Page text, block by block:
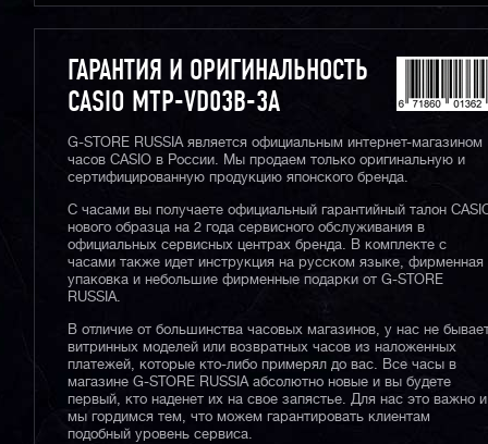
ГАРАНТИЯ И ОРИГИНАЛЬНОСТЬ
CASIO MTP-VD03B-3A
G-STORE RUSSIA является официальным интернет-магазином
часов CASIO в России. Мы продаем только оригинальную и
сертифицированную продукцию японского бренда.
С часами вы получаете официальный гарантийный талон
нового образца на 2 года сервисного обслуживания в
официальных сервисных центрах бренда. В комплекте с
часами также идет инструкция на русском языке, фирменная
упаковка и небольшие фирменные подарки от G-STORE
RUSSIA.
В отличие от большинства часовых магазинов, у нас не
витринных моделей или возвратных часов из наложенных
платежей, которые кто-либо примерял до вас. Все часы в
магазине G-STORE RUSSIA абсолютно новые и вы будете
первый, кто наденет их на свое запястье. Для нас это важно и
мы гордимся тем, что можем гарантировать клиентам
подобный уровень сервиса.